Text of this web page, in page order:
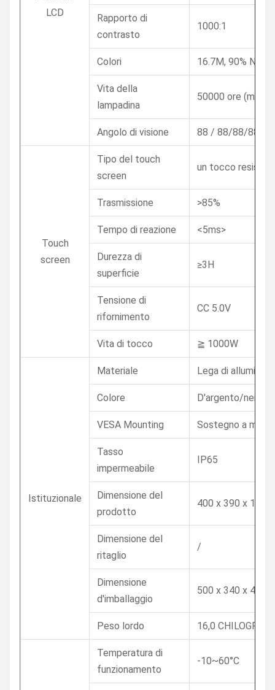
LCD
Rapporto di
contrasto
1000:1
Colori 16.7M, 90% NTSC
Vita della
lampadina
50000 ore
Angolo di visione 88 / 88/88/88
Touch
screen
Tipo del touch
screen
un tocco
Trasmissione >85%
Tempo di reazione <5ms>
Durezza di
superficie
≥3H
Tensione di
rifornimento
CC 5.0V
Vita di tocco ≧ 1000W
Istituzionale
Materiale Lega di alluminio
Colore D'argento/nero
VESA Mounting Sostegno a
Tasso
impermeabile
IP65
Dimensione del
prodotto
400 x 390 x 155
Dimensione del
ritaglio
/
Dimensione
d'imballaggio
500 x 340 x 450
Peso lordo 16,0
Temperatura di
funzionamento
-10~60°C